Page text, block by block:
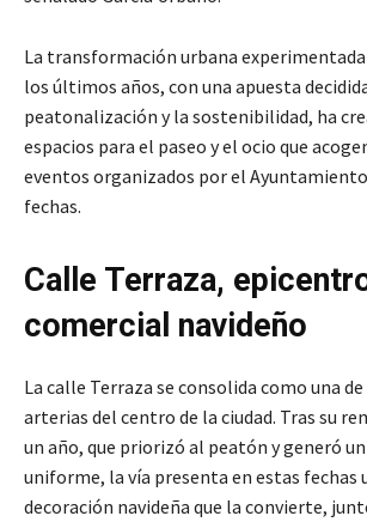
La transformación urbana
los últimos años, con una apuesta
peatonalización y la sostenibilidad, ha
espacios para el paseo y el ocio que
eventos organizados por el
fechas.
Calle Terraza,
comercial navideño
La calle Terraza se consolida como una
arterias del centro de la ciudad. Tras su
un año, que priorizó al peatón y generó
uniforme, la vía presenta en estas fechas
decoración navideña que la convierte,